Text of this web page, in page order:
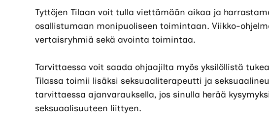
Tyttöjen Tilaan voit tulla viettämään aikaa ja
osallistumaan monipuoliseen toimintaan. Viikko-
vertaisryhmiä sekä avointa toimintaa.
Tarvittaessa voit saada ohjaajilta myös yksilöllistä
Tilassa toimii lisäksi seksuaaliterapeutti ja
tarvittaessa ajanvarauksella, jos sinulla herää
seksuaalisuuteen liittyen.